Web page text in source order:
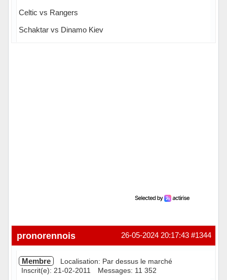
Celtic vs Rangers
Schaktar vs Dinamo Kiev
#1344
26-05-2024 20:17:43
pronorennois
Membre
Localisation: Par dessus le marché
Inscrit(e): 21-02-2011
Messages: 11 352